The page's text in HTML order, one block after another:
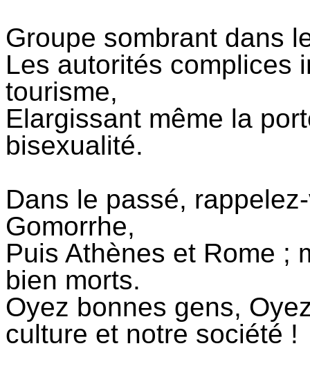
Groupe sombrant dans
Les autorités complices
tourisme,
Elargissant même la
bisexualité.
Dans le passé,
Gomorrhe,
Puis Athènes et Rome ;
bien morts.
Oyez bonnes gens,
culture et notre société !